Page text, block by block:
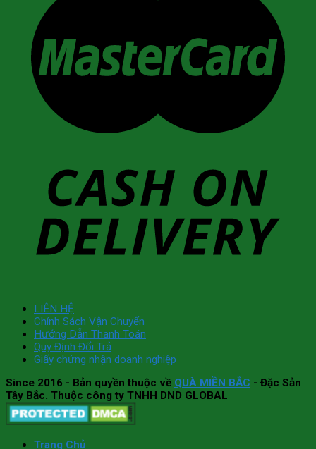
LIÊN HỆ
Chính Sách Vận Chuyển
Hướng Dẫn Thanh Toán
Quy Định Đổi Trả
Giấy chứng nhận doanh nghiệp
Since 2016 - Bản quyền thuộc về QUÀ MIỀN BẮC - Đặc Sản
Tây Bắc. Thuộc công ty TNHH DND GLOBAL
Trang Chủ